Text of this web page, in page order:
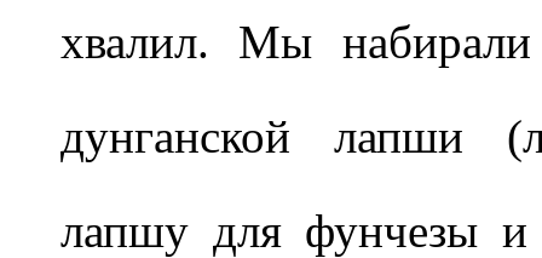
хвалил. Мы
дунганской лапши
лапшу для фунчезы